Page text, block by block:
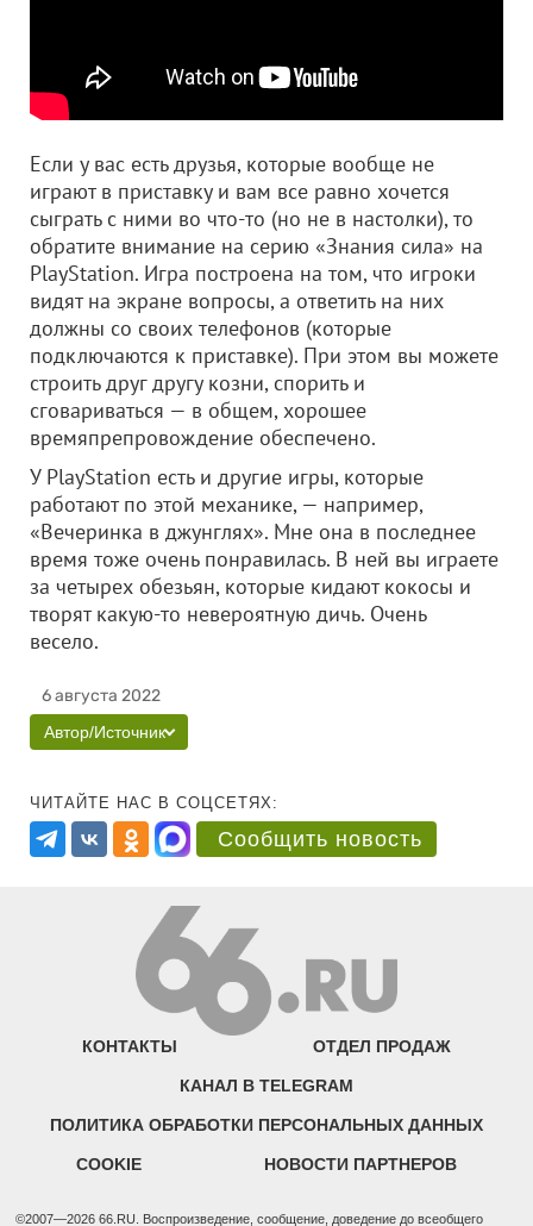
Если у вас есть друзья, которые вообще не
играют в приставку и вам все равно хочется
сыграть с ними во что-то (но не в настолки), то
обратите внимание на серию «Знания сила» на
PlayStation. Игра построена на том, что игроки
видят на экране вопросы, а ответить на них
должны со своих телефонов (которые
подключаются к приставке). При этом вы можете
строить друг другу козни, спорить и
сговариваться — в общем, хорошее
времяпрепровождение обеспечено.
У PlayStation есть и другие игры, которые
работают по этой механике, — например,
«Вечеринка в джунглях». Мне она в последнее
время тоже очень понравилась. В ней вы играете
за четырех обезьян, которые кидают кокосы и
творят какую-то невероятную дичь. Очень
весело.
6 августа 2022
Автор/Источник
ЧИТАЙТЕ НАС В СОЦСЕТЯХ:
Сообщить новость
КОНТАКТЫ ОТДЕЛ ПРОДАЖ
КАНАЛ В TELEGRAM
ПОЛИТИКА ОБРАБОТКИ ПЕРСОНАЛЬНЫХ ДАННЫХ
COOKIE НОВОСТИ ПАРТНЕРОВ
©2007—2026 66.RU. Воспроизведение, сообщение, доведение до всеобщего